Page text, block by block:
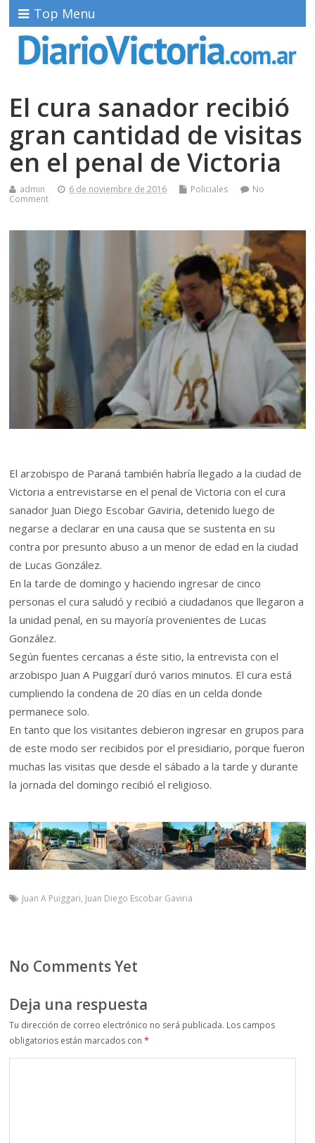
Top Menu
El cura sanador recibió
gran cantidad de visitas
en el penal de Victoria
admin 6 de noviembre de 2016 Policiales
No
Comment
El arzobispo de Paraná también habría llegado a la ciudad de
Victoria a entrevistarse en el penal de Victoria con el cura
sanador Juan Diego Escobar Gaviria, detenido luego de
negarse a declarar en una causa que se sustenta en su
contra por presunto abuso a un menor de edad en la ciudad
de Lucas González.
En la tarde de domingo y haciendo ingresar de cinco
personas el cura saludó y recibió a ciudadanos que llegaron a
la unidad penal, en su mayoría provenientes de Lucas
González.
Según fuentes cercanas a éste sitio, la entrevista con el
arzobispo Juan A Puiggarí duró varios minutos. El cura está
cumpliendo la condena de 20 días en un celda donde
permanece solo.
En tanto que los visitantes debieron ingresar en grupos para
de este modo ser recibidos por el presidiario, porque fueron
muchas las visitas que desde el sábado a la tarde y durante
la jornada del domingo recibió el religioso.
Juan A Puiggari, Juan Diego Escobar Gaviria
No Comments Yet
Deja una respuesta
Tu dirección de correo electrónico no será publicada. Los campos
obligatorios están marcados con*